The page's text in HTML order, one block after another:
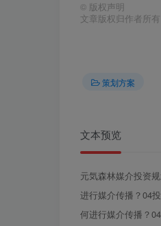
© 版权声明
文章版权归作者所
策划方案
文本预览
元気森林媒介投资
进行媒介传播？04
何进行媒介传播？